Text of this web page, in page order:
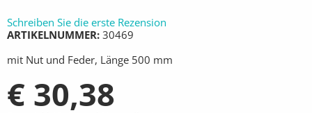
Schreiben Sie die erste Rezension
ARTIKELNUMMER 30469
mit Nut und Feder, Länge 500 mm
€ 30,38